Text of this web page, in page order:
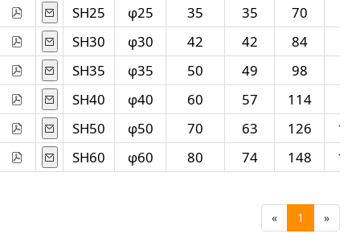
SH25
φ25 35 35 70
SH30
φ30 42 42 84
SH35
φ35 50 49 98
SH40
φ40 60 57 114
SH50
φ50 70 63 126
SH60
φ60 80 74 148
« 1 »